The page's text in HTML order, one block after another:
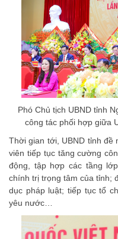
Phó Chủ tịch UBND tỉnh
công tác phối hợp giữa
Thời gian tới, UBND tỉnh đề
viên tiếp tục tăng cường
động, tập hợp các tầng
chính trị trọng tâm của tỉnh;
dục pháp luật; tiếp tục tổ
yêu nước…